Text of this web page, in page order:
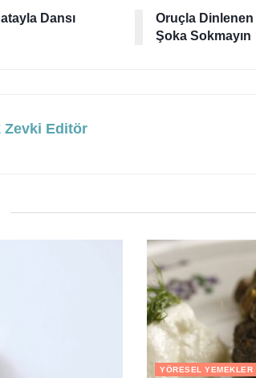
Dansı
Oruçla
Şoka Sokmayın
Zevki Editör
YÖRESEL YEMEKLER